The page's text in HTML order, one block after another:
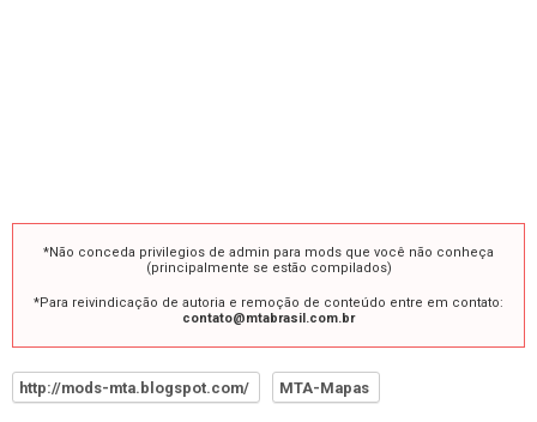
*Não conceda privilegios de admin para mods que você não conheça
(principalmente se estão compilados)
*Para reivindicação de autoria e remoção de conteúdo entre em contato:
contato@mtabrasil.com.br
http://mods-mta.blogspot.com/ MTA-Mapas